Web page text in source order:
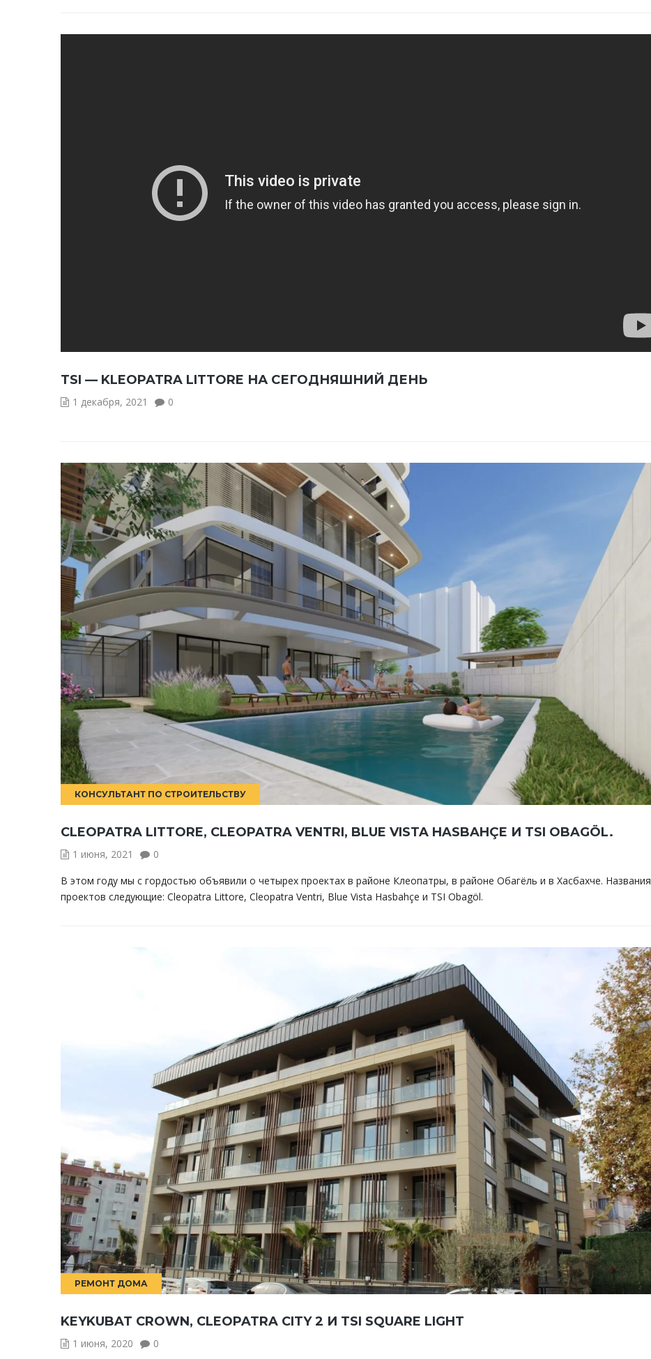
TSI — KLEOPATRA LITTORE НА СЕГОДНЯШНИЙ ДЕНЬ
1 декабря, 2021 0
КОНСУЛЬТАНТ ПО СТРОИТЕЛЬСТВУ
CLEOPATRA LITTORE, CLEOPATRA VENTRI, BLUE VISTA HASBAHÇE И TSI OBAGÖL.
1 июня, 2021
0
В этом году мы с гордостью объявили о четырех проектах в районе Клеопатры, в районе Обагёль и в Хасбахче. Названия
проектов следующие: Cleopatra Littore, Cleopatra Ventri, Blue Vista Hasbahçe и TSI Obagöl.
РЕМОНТ ДОМА
KEYKUBAT CROWN, CLEOPATRA CITY 2 И TSI SQUARE LIGHT
1 июня, 2020 0